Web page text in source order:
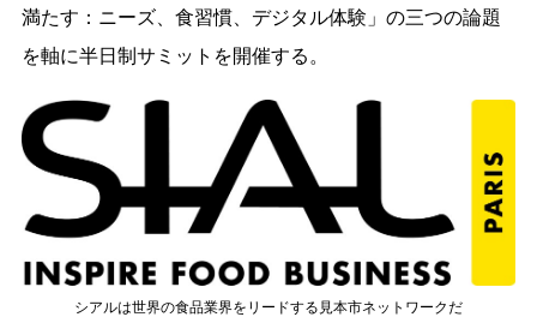
満たす：ニーズ、食習慣、デジタル体験」の三つの論題
を軸に半日制サミットを開催する。
シアルは世界の食品業界をリードする見本市ネットワークだ